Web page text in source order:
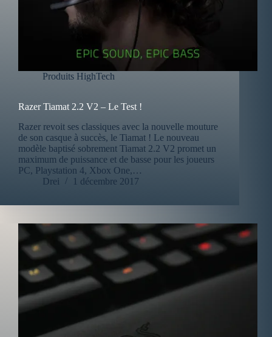
Produits HighTech
Razer Tiamat 2.2 V2 – Le Test !
Razer revoit ses classiques avec la nouvelle mouture
de son casque à succès, le Tiamat ! Le nouveau
modèle baptisé sobrement Tiamat 2.2 V2 promet un
maximum de puissance et de basse pour les joueurs
PC, Playstation 4, Xbox One,…
Drei
1 décembre 2017